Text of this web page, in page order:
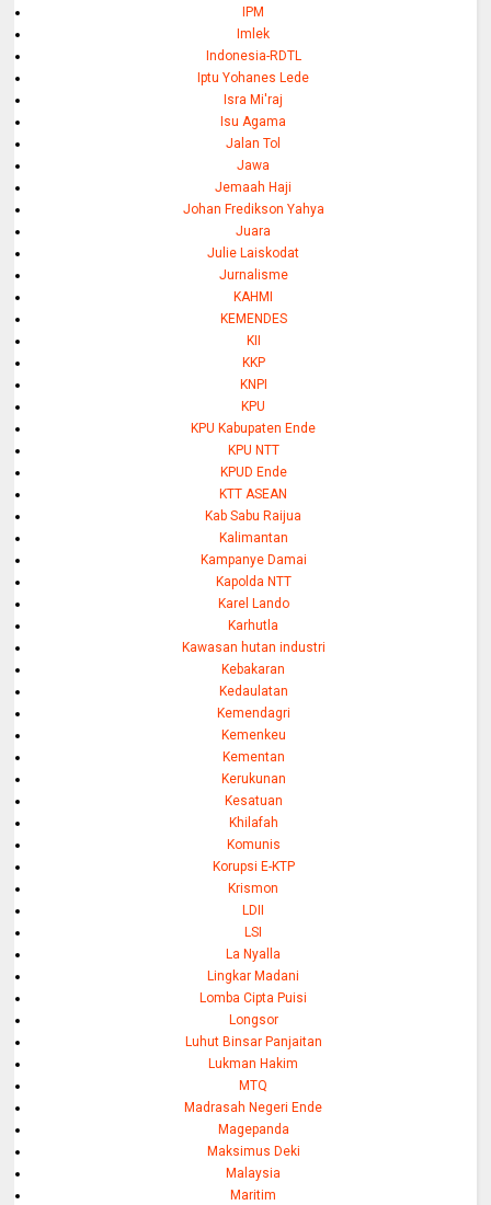
IPM
Imlek
Indonesia-RDTL
Iptu Yohanes Lede
Isra Mi'raj
Isu Agama
Jalan Tol
Jawa
Jemaah Haji
Johan Fredikson Yahya
Juara
Julie Laiskodat
Jurnalisme
KAHMI
KEMENDES
KII
KKP
KNPI
KPU
KPU Kabupaten Ende
KPU NTT
KPUD Ende
KTT ASEAN
Kab Sabu Raijua
Kalimantan
Kampanye Damai
Kapolda NTT
Karel Lando
Karhutla
Kawasan hutan industri
Kebakaran
Kedaulatan
Kemendagri
Kemenkeu
Kementan
Kerukunan
Kesatuan
Khilafah
Komunis
Korupsi E-KTP
Krismon
LDII
LSI
La Nyalla
Lingkar Madani
Lomba Cipta Puisi
Longsor
Luhut Binsar Panjaitan
Lukman Hakim
MTQ
Madrasah Negeri Ende
Magepanda
Maksimus Deki
Malaysia
Maritim